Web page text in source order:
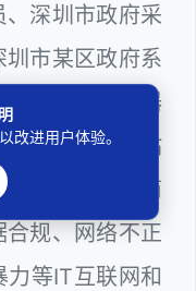
深圳市政府采
市某区政府系
和 WEB服务器
安全员和网站
游戏、电子商
规、网络不正
力等IT互联网和
改进用户体验。